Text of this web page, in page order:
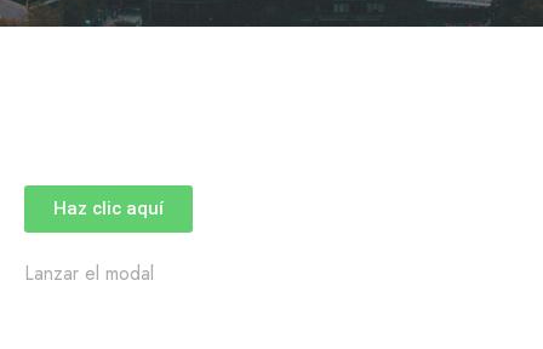
Haz clic aquí
Lanzar el modal